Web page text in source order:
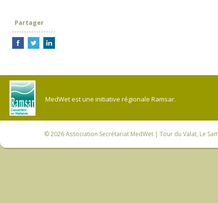
Partager
MedWet est une initiative régionale Ramsar.
© 2026Association Secrétariat MedWet | Tour du Valat, Le